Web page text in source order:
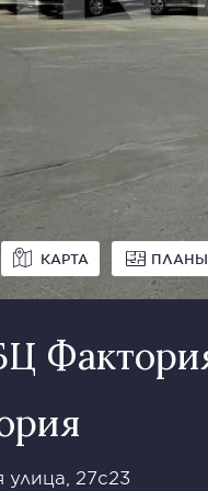
КАРТА ПЛАНЫ
улица, 27с23